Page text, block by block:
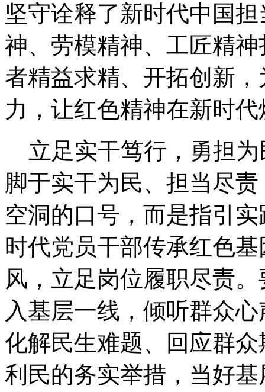
坚守诠释了新时代中国
神、劳模精神、工匠精
者精益求精、开拓创新
力，让红色精神在新时
立足实干笃行，勇担为
脚于实干为民、担当尽
空洞的口号，而是指引
时代党员干部传承红色
风，立足岗位履职尽责
入基层一线，倾听群众
化解民生难题、回应群
利民的务实举措，当好